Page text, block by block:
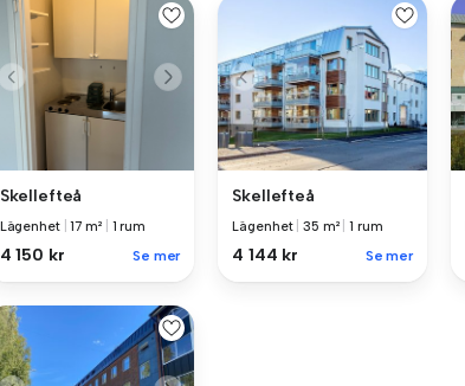
Skellefteå
Lägenhet |17 m² 1 rum
4 150 kr Se mer
Skellefteå
Lägenhet |35 m² |1 rum
4 144 kr Se mer